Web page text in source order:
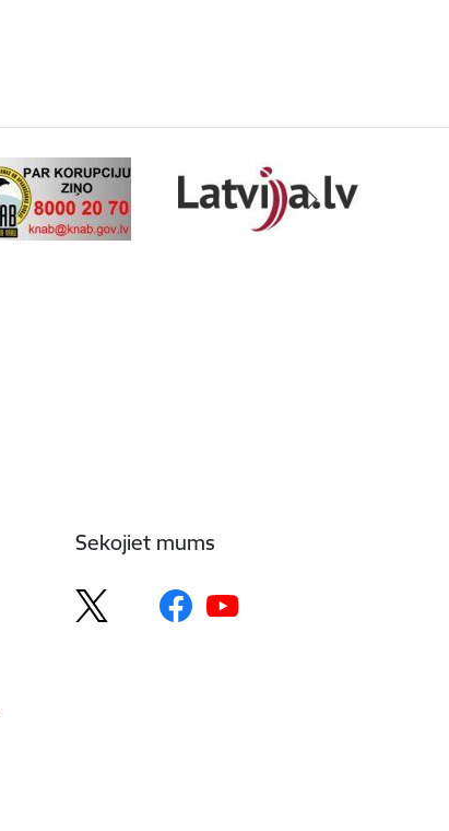
Sekojiet mums